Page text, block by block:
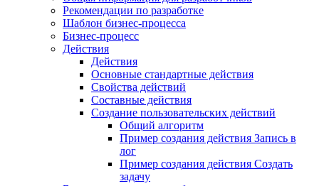
Рекомендации по разработке
Шаблон бизнес-процесса
Бизнес-процесс
Действия
Действия
Основные стандартные действия
Свойства действий
Составные действия
Создание пользовательских действий
Общий алгоритм
Пример создания действия Запись в
лог
Пример создания действия Создать
задачу